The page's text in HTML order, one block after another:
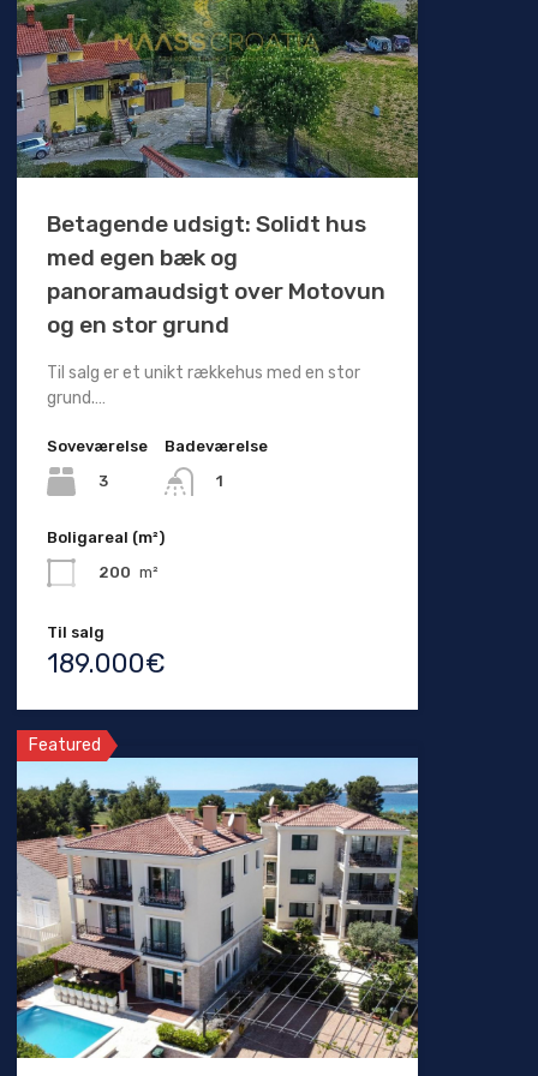
Betagende udsigt: Solidt hus
med egen bæk og
panoramaudsigt over Motovun
og en stor grund
Til salg er et unikt rækkehus med en stor
grund.…
Soveværelse
3
Badeværelse
1
Boligareal (m²)
200 m²
Til salg
189.000€
Featured